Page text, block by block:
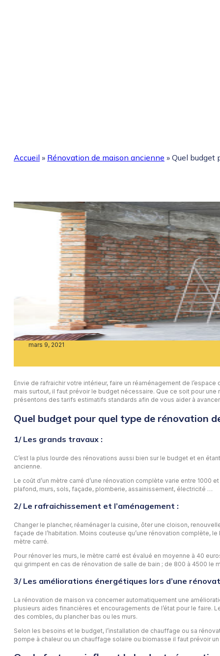
Accueil » Rénovation de maison ancienne » Quel budget
mars 9, 2021
Envie de rafraichir votre intérieur, faire un réaménagement de
mais surtout, il faut prévoir le budget nécessaire. Que ce soit pour
présentons des tarifs estimatifs standards afin de vous aider à
Quel budget pour quel type de rénovation
1/ Les grands travaux :
C’est la plus lourde des rénovations aussi bien sur le budget et en
ancienne.
Le coût d’un mètre carré d’une rénovation complète varie entre 1000
plafond, murs, sols, façade, plomberie, assainissement, électricité …
2/ Le rafraichissement et l’aménagement :
Changer le plancher, réaménager la cuisine, ôter une cloison,
façade de l’habitation. Moins couteuse qu’une rénovation complète,
mètre carré.
Pour rénover les murs, le mètre carré est évalué en moyenne à 40
qui grimpent en cas de rénovation de salle de bain ; de 800 à 4500 le
3/ Les améliorations énergétiques lors d’une
La rénovation de maison va concerner automatiquement une
plusieurs aides financières et encouragements de l’état pour le faire.
des combles, du plancher bas ou les murs.
Selon les besoins et le budget, l’installation de chauffage ou sa
pompe à chaleur ou un chauffage solaire ou biomasse il faut prévoir